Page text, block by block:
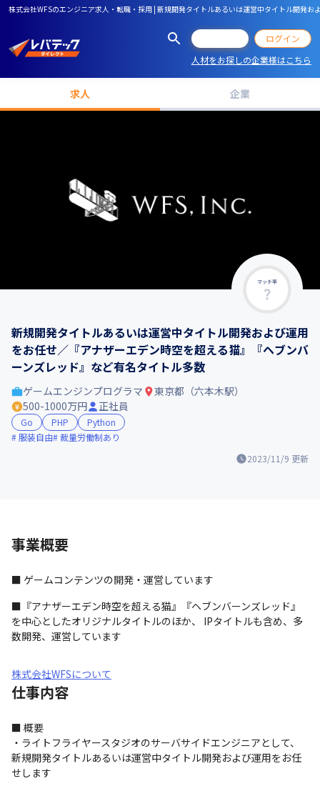
株式会社WFSのエンジニア求人・転職・採用 | 新規開発タイトルあるいは運営中タイトル開発
ログイン
人材をお探しの企業様はこちら
求人 企業
マッチ率
新規開発タイトルあるいは運営中タイトル開発および運用
をお任せ／『アナザーエデン時空を超える猫』『ヘブンバ
ーンズレッド』など有名タイトル多数
2023/11/9 更新
ゲームエンジンプログラマ
東京都（六本木駅）
500-1000万円
正社員
Go PHP
Python
服装自由
裁量労働制あり
事業概要
■ ゲームコンテンツの開発・運営しています
■『アナザーエデン時空を超える猫』『ヘブンバーンズレッド』
を中心としたオリジナルタイトルのほか、 IPタイトルも含め、多
数開発、運営しています
株式会社WFSについて
仕事内容
■ 概要
・ライトフライヤースタジオのサーバサイドエンジニアとして、
新規開発タイトルあるいは運営中タイトル開発および運用をお任
せします